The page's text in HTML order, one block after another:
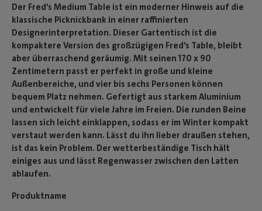
Der Fred’s Medium Table ist ein moderner Hinweis auf die
klassische Picknickbank in einer raffinierten
Designerinterpretation. Dieser Gartentisch ist die
kompaktere Version des großzügigen Fred’s Table, bleibt
aber überraschend geräumig. Mit seinen 170 x 90
Zentimetern passt er perfekt in große und kleine
Außenbereiche, und vier bis sechs Personen können
bequem Platz nehmen. Gefertigt aus starkem Aluminium
und entwickelt für viele Jahre im Freien. Die runden Beine
lassen sich leicht einklappen, sodass er im Winter kompakt
verstaut werden kann. Lässt du ihn lieber draußen stehen,
ist das kein Problem. Der wetterbeständige Tisch hält
einiges aus und lässt Regenwasser zwischen den Latten
ablaufen.
Produktname